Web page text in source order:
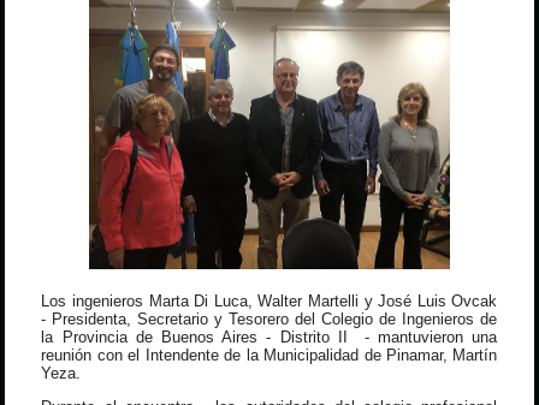
Los ingenieros Marta Di Luca, Walter Martelli y José Luis Ovcak
- Presidenta, Secretario y Tesorero del Colegio de Ingenieros de
la Provincia de Buenos Aires - Distrito II - mantuvieron una
reunión con el Intendente de la Municipalidad de Pinamar, Martín
Yeza.